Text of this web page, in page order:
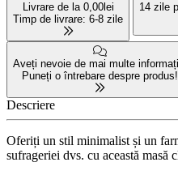
Livrare de la 0,00lei
Timp de livrare: 6-8 zile
14 zile
Aveți nevoie de mai multe
Puneți o întrebare despre produs!
Descriere
Oferiți un stil minimalist și un
sufrageriei dvs. cu această masă